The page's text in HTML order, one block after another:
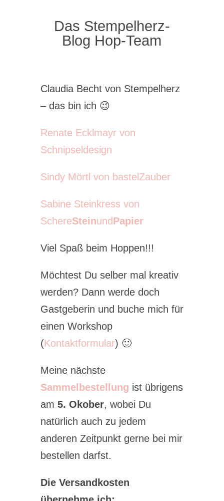
Das Stempelherz-
Blog Hop-Team
Claudia Becht von Stempelherz
– das bin ich 😉
Renate Ecklmayr von
Schnipseldesign
Sindy Mörtl von bastelZauber
Sabine Steinkress von
SchereSteinundPapier
Viel Spaß beim Hoppen!!!
Möchtest Du selber mal kreativ
werden? Dann werde doch
Gastgeberin und buche mich für
einen Workshop
(Kontaktformular) 🙂
Meine nächste
Sammelbestellung ist übrigens
am 5. Okober, wobei Du
natürlich auch zu jedem
anderen Zeitpunkt gerne bei mir
bestellen darfst.
Die Versandkosten